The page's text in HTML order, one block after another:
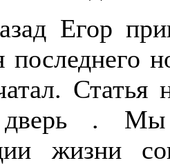
Егор
последнего
Статья
дверь . Мы
жизни